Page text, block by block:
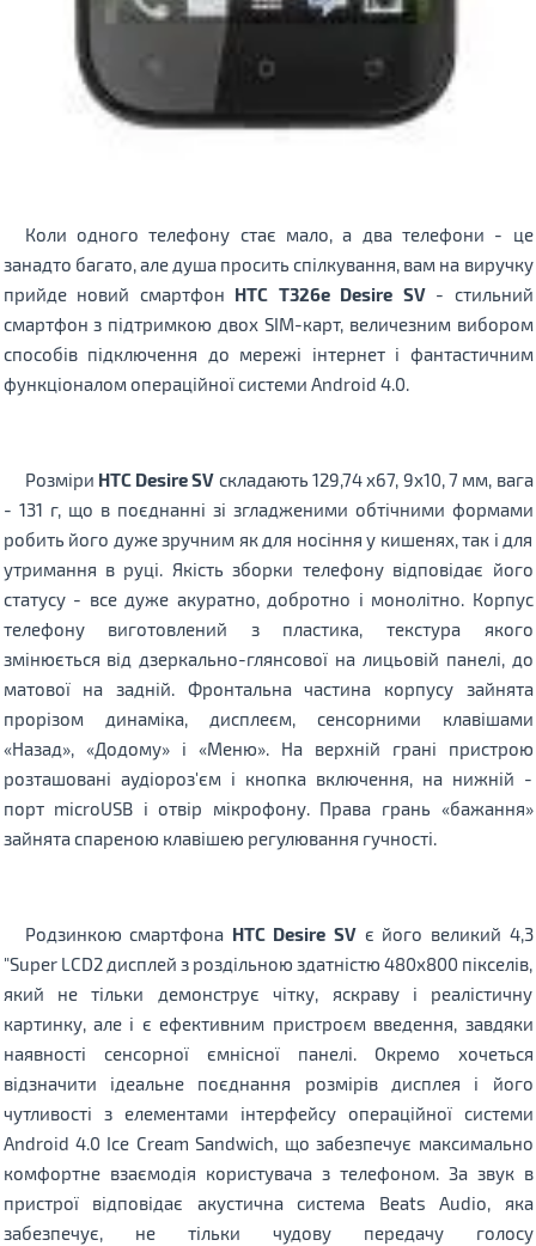
Коли одного телефону стає мало, а два телефони - це
занадто багато, але душа просить спілкування, вам на виручку
прийде новий смартфон HTC T326e Desire SV- стильний
смартфон з підтримкою двох SIM-карт, величезним вибором
способів підключення до мережі інтернет і фантастичним
функціоналом операційної системи Android 4.0.
Розміри HTC Desire SV складають 129,74 х67, 9х10, 7 мм, вага
- 131 г, що в поєднанні зі згладженими обтічними формами
робить його дуже зручним як для носіння у кишенях, так і для
утримання в руці. Якість зборки телефону відповідає його
статусу - все дуже акуратно, добротно і монолітно. Корпус
телефону виготовлений з пластика, текстура якого
змінюється від дзеркально-глянсової на лицьовій панелі, до
матової на задній. Фронтальна частина корпусу зайнята
прорізом динаміка, дисплеєм, сенсорними клавішами
«Назад», «Додому» і «Меню». На верхній грані пристрою
розташовані аудіороз'єм і кнопка включення, на нижній -
порт microUSB і отвір мікрофону. Права грань «бажання»
зайнята спареною клавішею регулювання гучності.
Родзинкою смартфона HTC Desire SV є його великий 4,3
"Super LCD2 дисплей з роздільною здатністю 480х800 пікселів,
який не тільки демонструє чітку, яскраву і реалістичну
картинку, але і є ефективним пристроєм введення, завдяки
наявності сенсорної ємнісної панелі. Окремо хочеться
відзначити ідеальне поєднання розмірів дисплея і його
чутливості з елементами інтерфейсу операційної системи
Android 4.0 Ice Cream Sandwich, що забезпечує максимально
комфортне взаємодія користувача з телефоном. За звук в
пристрої відповідає акустична система Beats Audio, яка
забезпечує, не тільки чудову передачу голосу